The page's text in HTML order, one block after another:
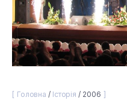
Головна Історія 2006